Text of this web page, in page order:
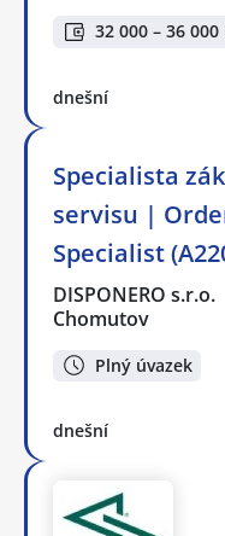
32 000 – 36 000
dnešní
Specialista
servisu |
Specialist
DISPONERO s.r.o.
Chomutov
Plný úvazek
dnešní